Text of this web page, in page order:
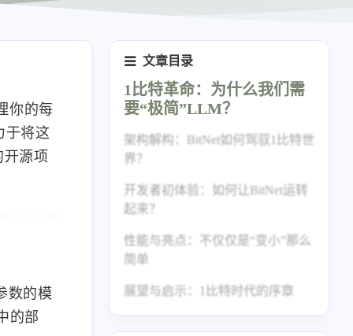
你的每
于将这
源项
数的模
的部
文章目录
1比特革命：为什么我们需
要“极简”LLM？
架构解构：BitNet如何驾驭1比特世
界？
核心计算图与定制算子
开发者初体验：如何让BitNet运转
起来？
性能与亮点：不仅仅是“变小”那么
简单
展望与启示：1比特时代的序章